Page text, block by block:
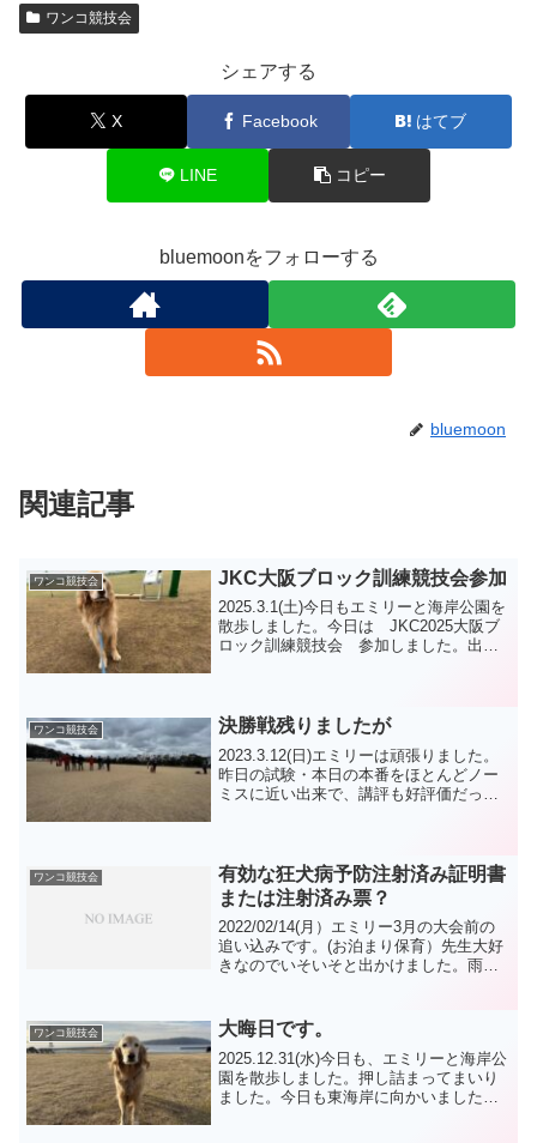
ワンコ競技会
シェアする
X Facebook はてブ
LINE コピー
bluemoonをフォローする
bluemoon
関連記事
ワンコ競技会 JKC大阪ブロック訓練競技会参加
2025.3.1(土)今日もエミリーと海岸公園を
散歩しました。今日は JKC2025大阪ブ
ロック訓練競技会 参加しました。出陳
ワンコ競技会 決勝戦残りましたが
2023.3.12(日)エミリーは頑張りました。
昨日の試験・本日の本番をほとんどノー
ミスに近い出来で、講評も好評価だった
で、出陳...
ワンコ競技会
有効な狂犬病予防注射済み証明書
または注射済み票？
2022/02/14(月）エミリー3月の大会前の
追い込みです。(お泊まり保育）先生大好
きなのでいそいそと出かけました。雨上
た。・コロナ3回目ワクチン副反応？夜中
から 腕に...
ワンコ競技会 大晦日です。
2025.12.31(水)今日も、エミリーと海岸公
園を散歩しました。押し詰まってまいり
ました。今日も東海岸に向かいました